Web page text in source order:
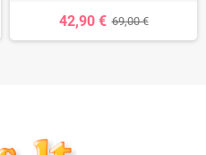
42,90 € 69,00 €